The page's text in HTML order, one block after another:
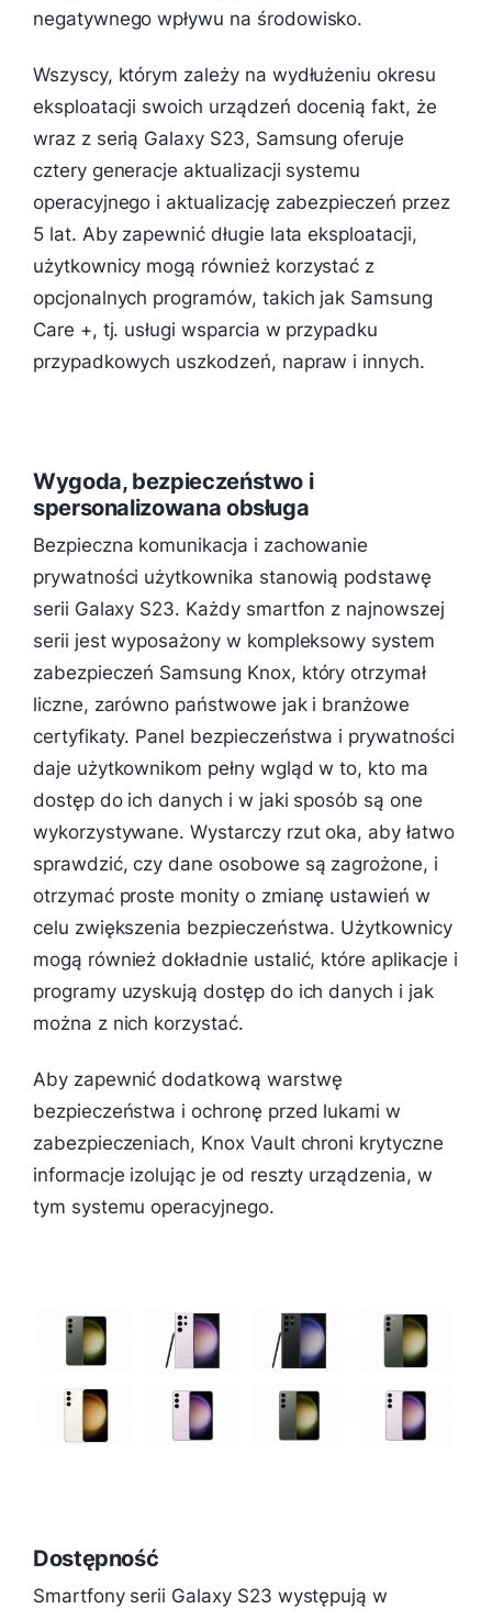
negatywnego wpływu na środowisko.
Wszyscy, którym zależy na wydłużeniu okresu
eksploatacji swoich urządzeń docenią fakt, że
wraz z serią Galaxy S23, Samsung oferuje
cztery generacje aktualizacji systemu
operacyjnego i aktualizację zabezpieczeń przez
5 lat. Aby zapewnić długie lata eksploatacji,
użytkownicy mogą również korzystać z
opcjonalnych programów, takich jak Samsung
Care +, tj. usługi wsparcia w przypadku
przypadkowych uszkodzeń, napraw i innych.
Wygoda, bezpieczeństwo i
spersonalizowana obsługa
Bezpieczna komunikacja i zachowanie
prywatności użytkownika stanowią podstawę
serii Galaxy S23. Każdy smartfon z najnowszej
serii jest wyposażony w kompleksowy system
zabezpieczeń Samsung Knox, który otrzymał
liczne, zarówno państwowe jak i branżowe
certyfikaty. Panel bezpieczeństwa i prywatności
daje użytkownikom pełny wgląd w to, kto ma
dostęp do ich danych i w jaki sposób są one
wykorzystywane. Wystarczy rzut oka, aby łatwo
sprawdzić, czy dane osobowe są zagrożone, i
otrzymać proste monity o zmianę ustawień w
celu zwiększenia bezpieczeństwa. Użytkownicy
mogą również dokładnie ustalić, które aplikacje i
programy uzyskują dostęp do ich danych i jak
można z nich korzystać.
Aby zapewnić dodatkową warstwę
bezpieczeństwa i ochronę przed lukami w
zabezpieczeniach, Knox Vault chroni krytyczne
informacje izolując je od reszty urządzenia, w
tym systemu operacyjnego.
Dostępność
Smartfony serii Galaxy S23 występują w